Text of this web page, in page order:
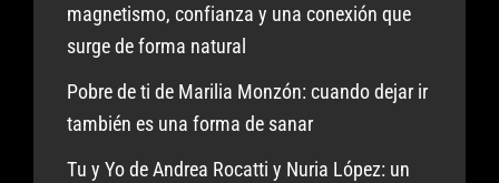
magnetismo, confianza y una conexión que
surge de forma natural
Pobre de ti de Marilia Monzón: cuando dejar ir
también es una forma de sanar
Tu y Yo de Andrea Rocatti y Nuria López: un